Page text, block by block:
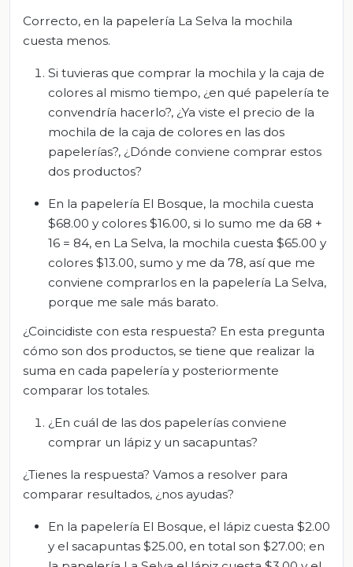
Correcto, en la papelería La Selva la mochila
cuesta menos.
Si tuvieras que comprar la mochila y la caja de
colores al mismo tiempo, ¿en qué papelería te
convendría hacerlo?, ¿Ya viste el precio de la
mochila de la caja de colores en las dos
papelerías?, ¿Dónde conviene comprar estos
dos productos?
En la papelería El Bosque, la mochila cuesta
$68.00 y colores $16.00, si lo sumo me da 68 +
16 = 84, en La Selva, la mochila cuesta $65.00 y
colores $13.00, sumo y me da 78, así que me
conviene comprarlos en la papelería La Selva,
porque me sale más barato.
¿Coincidiste con esta respuesta? En esta pregunta
cómo son dos productos, se tiene que realizar la
suma en cada papelería y posteriormente
comparar los totales.
¿En cuál de las dos papelerías conviene
comprar un lápiz y un sacapuntas?
¿Tienes la respuesta? Vamos a resolver para
comparar resultados, ¿nos ayudas?
En la papelería El Bosque, el lápiz cuesta $2.00
y el sacapuntas $25.00, en total son $27.00; en